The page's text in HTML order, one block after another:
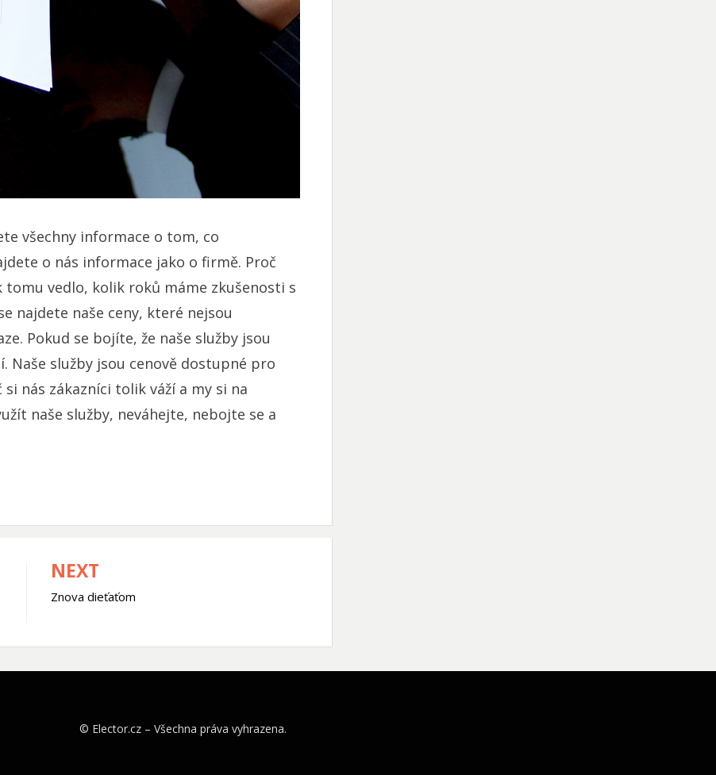
všechny informace o tom, co
o nás informace jako o firmě. Proč
vedlo, kolik roků máme zkušenosti s
najdete naše ceny, které nejsou
Pokud se bojíte, že naše služby jsou
služby jsou cenově dostupné pro
nás zákazníci tolik váží a my si na
naše služby, neváhejte, nebojte se a
NEXT
Znova dieťaťom
© Elector.cz – Všechna práva vyhrazena.